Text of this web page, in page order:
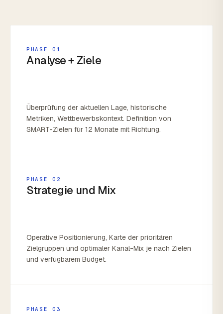
PHASE 01
Analyse + Ziele
Überprüfung der aktuellen Lage, historische
Metriken, Wettbewerbskontext. Definition von
SMART-Zielen für 12 Monate mit Richtung.
PHASE 02
Strategie und Mix
Operative Positionierung, Karte der prioritären
Zielgruppen und optimaler Kanal-Mix je nach Zielen
und verfügbarem Budget.
PHASE 03